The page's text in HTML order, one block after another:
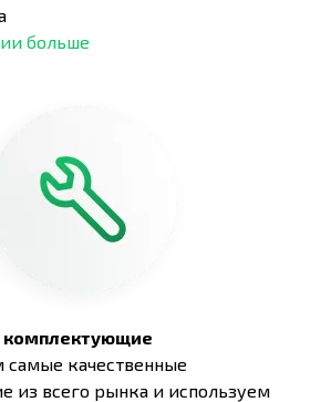
больше
комплектующие
качественные
из всего рынка и используем